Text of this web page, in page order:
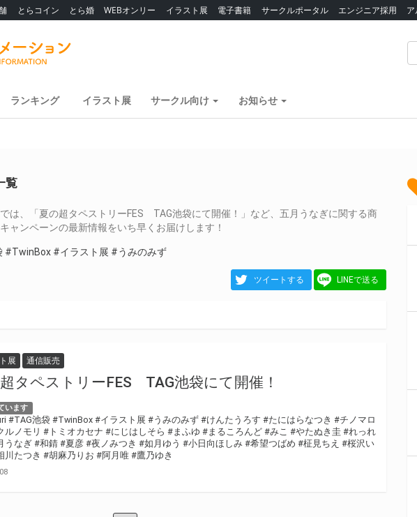
とらコイン とら婚 WEBオンリー イラスト展 電子書籍 サークルポータル エンジニア採用
ランキング イラスト展 サークル向け お知らせ
覧
は、「夏の超タペストリーFES TAG池袋にて開催！」など、五月うなぎに関する商
ャンペーンの最新情報をいち早くお届けします！
#TwinBox #イラスト展 #うみのみず
ツイートする LINEで送る
展 通信販売
タペストリーFES TAG池袋にて開催！
います
#TAG池袋 #TwinBox #イラスト展 #うみのみず #けんたうろす #たにはらなつき #チノマロ
ルノモリ #トミオカセナ #にじはしそら #まふゆ #まるころんど #みこ #やたぬき圭 #れっれ
うなぎ#和錆 #夏彦 #夜ノみつき #如月ゆう #小日向ほしみ #希望つばめ #柾見ちえ #桜沢い
川たつき #胡麻乃りお #阿月唯 #鷹乃ゆき